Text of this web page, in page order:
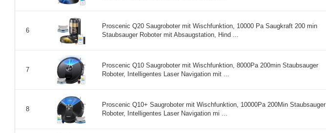
6
Proscenic Q20 Saugroboter mit Wischfunktion, 10000 Pa Saugkraft 200 min
Staubsauger Roboter mit Absaugstation, Hind ...
7
Proscenic Q10 Saugroboter mit Wischfunktion, 8000Pa 200min Staubsauger
Roboter, Intelligentes Laser Navigation mit ...
8
Proscenic Q10+ Saugroboter mit Wischfunktion, 10000Pa 200Min Staubsauger
Roboter, Intelligentes Laser Navigation mi ...